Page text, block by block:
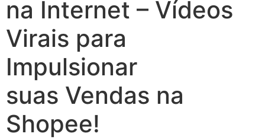
na Internet – Vídeos
Virais para
Impulsionar
suas Vendas na
Shopee!